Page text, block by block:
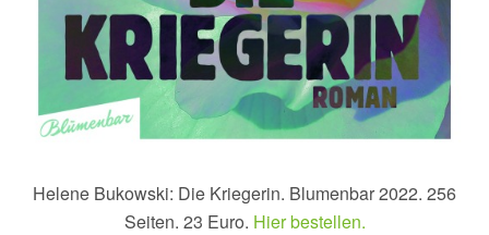
Helene Bukowski: Die Kriegerin. Blumenbar 2022. 256
Seiten. 23 Euro. Hier bestellen.